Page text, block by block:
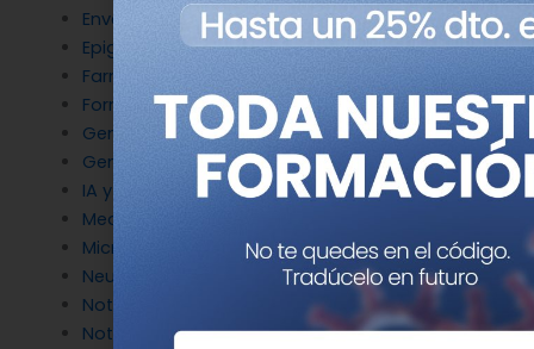
Envejecimiento y longevidad
Epigenética
Farmacogenética
Formación
Genética del cáncer
Genética en Cardiología
IA y Genómica
Medicina Reproductiva
Microbiología molecular
Neurociencia
Noticias de Genotipia
Noticias de investigación